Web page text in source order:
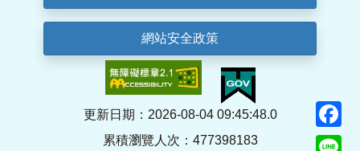
網站安全政策
更新日期：2026-08-04 09:45:48.0
累積瀏覽人次：477398183